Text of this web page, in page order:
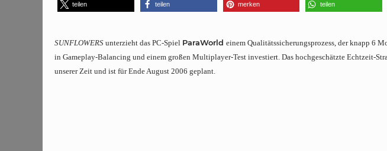
teilen teilen merken teilen
SUNFLOWERS unterzieht das PC-Spiel ParaWorld einem Qualitätssicherungsprozess, der knapp 6
in Gameplay-Balancing und einem großen Multiplayer-Test investiert. Das hochgeschätzte Echtzeit-
unserer Zeit und ist für Ende August 2006 geplant.